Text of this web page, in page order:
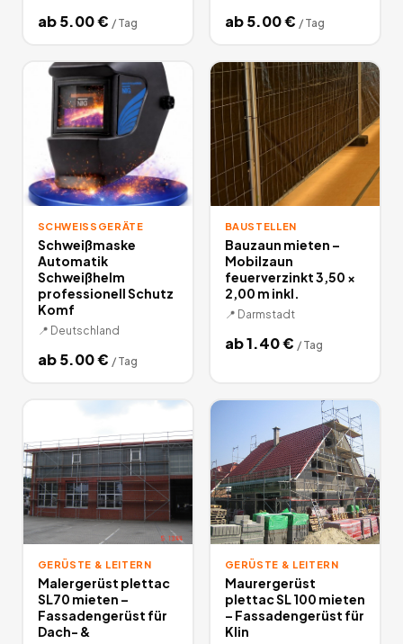
ab5.00€ / Tag ab5.00€ / Tag
SCHWEISSGERÄTE
Schweißmaske
Automatik
Schweißhelm
professionell Schutz
Komf
📍 Deutschland
ab5.00€ / Tag
BAUSTELLEN
Bauzaun mieten –
Mobilzaun
feuerverzinkt 3,50 ×
2,00 m inkl.
📍 Darmstadt
ab1.40€ / Tag
GERÜSTE & LEITERN
Malergerüst plettac
SL70 mieten –
Fassadengerüst für
Dach- &
GERÜSTE & LEITERN
Maurergerüst
plettac SL 100 mieten
– Fassadengerüst für
Klin